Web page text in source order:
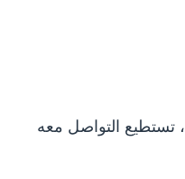
، تستطيع التواصل معه